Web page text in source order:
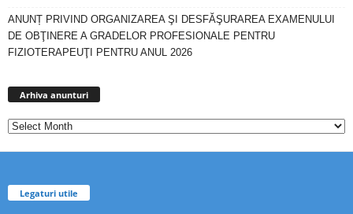
ANUNȚ PRIVIND ORGANIZAREA ŞI DESFĂŞURAREA EXAMENULUI
DE OBŢINERE A GRADELOR PROFESIONALE PENTRU
FIZIOTERAPEUŢI PENTRU ANUL 2026
Arhiva anunturi
Legaturi utile